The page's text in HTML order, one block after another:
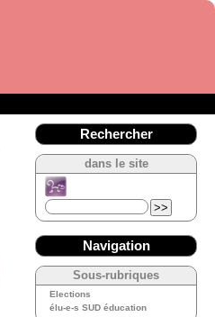
Rechercher
dans le site
Navigation
Sous-rubriques
Elections
élu-e-s SUD éducation